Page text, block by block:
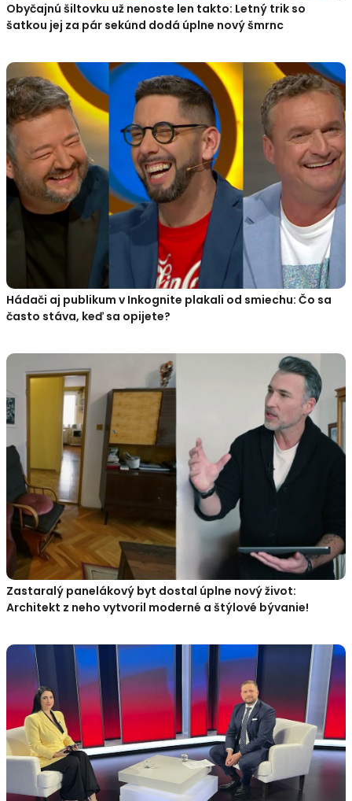
Obyčajnú šiltovku už nenoste len takto: Letný trik so
šatkou jej za pár sekúnd dodá úplne nový šmrnc
Hádači aj publikum v Inkognite plakali od smiechu: Čo sa
často stáva, keď sa opijete?
Zastaralý panelákový byt dostal úplne nový život:
Architekt z neho vytvoril moderné a štýlové bývanie!